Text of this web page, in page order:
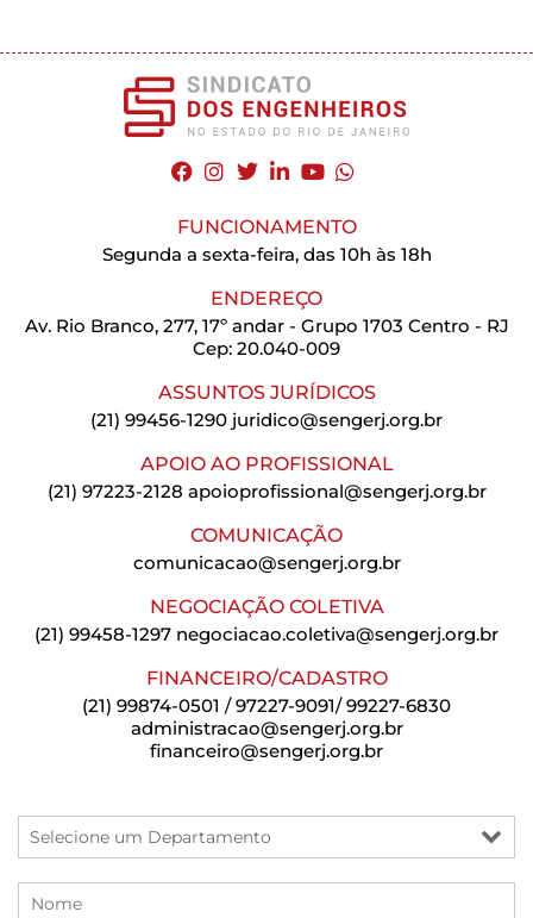
FUNCIONAMENTO
Segunda a sexta-feira, das 10h às 18h
ENDEREÇO
Av. Rio Branco, 277, 17º andar - Grupo 1703 Centro - RJ
Cep: 20.040-009
ASSUNTOS JURÍDICOS
(21) 99456-1290 juridico@sengerj.org.br
APOIO AO PROFISSIONAL
(21) 97223-2128 apoioprofissional@sengerj.org.br
COMUNICAÇÃO
comunicacao@sengerj.org.br
NEGOCIAÇÃO COLETIVA
(21) 99458-1297 negociacao.coletiva@sengerj.org.br
FINANCEIRO/CADASTRO
(21) 99874-0501 / 97227-9091/ 99227-6830
administracao@sengerj.org.br
financeiro@sengerj.org.br